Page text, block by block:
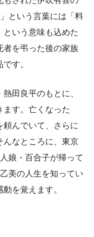
という言葉には「料
いう意味も込めた
者を弔った後の家族
す。
田良平のもとに、
す。亡くなった
んでいて、さらに
んなところに、東京
娘・百合子が帰って
美の人生を知ってい
を覚えます。